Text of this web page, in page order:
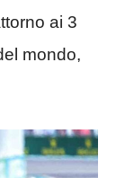
ai 3
mondo,